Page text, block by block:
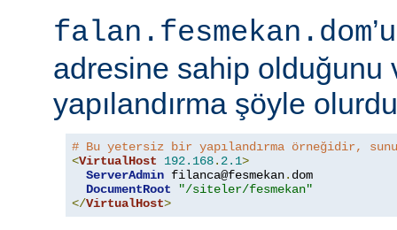
falan.fesmekan.dom
adresine sahip olduğunu
yapılandırma şöyle
# Bu yetersiz bir yapılandırma örneğidir,
<VirtualHost 192.168. 2.1>
ServerAdmin filanca@fesmekan. dom
DocumentRoot
"/siteler/fesmekan"
</VirtualHost>